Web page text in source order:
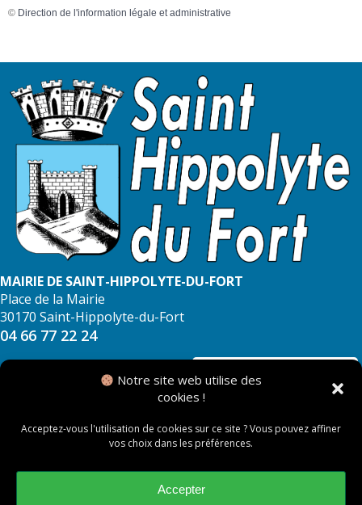
Notre site web utilise des
cookies !
Acceptez-vous l'utilisation de cookies sur ce site ? Vous pouvez affiner
vos choix dans les préférences.
Accepter
© Direction de l'information légale et administrative
MAIRIE DE SAINT-HIPPOLYTE-DU-FORT
Place de la Mairie
30170 Saint-Hippolyte-du-Fort
04 66 77 22 24
NOUS CONTACTER
Mentions légales